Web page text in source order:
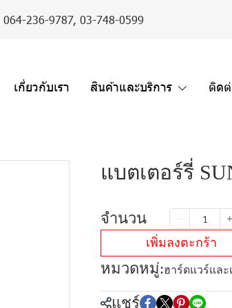
064-236-9787, 03-748-0599
เกี่ยวกับเรา สินค้าและบริการ ติดต่
แบตเตอร์รี่
จำนวน
เพิ่มลงตะกร้า
หมวดหมู่:ฮาร์ดแวร์และ
แชร์